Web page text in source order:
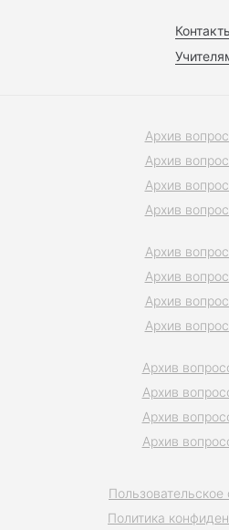
Пользовательское
Политика
Архив
Архив
Архив
Архив
Архив
Архив
Архив
Архив
Архив
Архив
Архив
Архив